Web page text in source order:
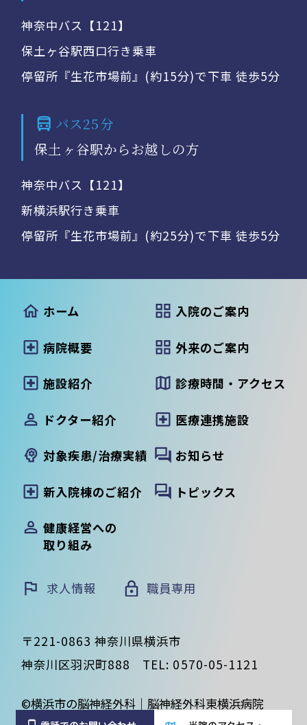
神奈中バス【121】
保土ヶ谷駅西口行き乗車
停留所『生花市場前』(約15分)で下車 徒歩5分
バス25分
保土ヶ谷駅からお越しの方
神奈中バス【121】
新横浜駅行き乗車
停留所『生花市場前』(約25分)で下車 徒歩5分
ホーム
病院概要
施設紹介
ドクター紹介
対象疾患/治療実績
新入院棟のご紹介
健康経営への
取り組み
入院のご案内
外来のご案内
診療時間・アクセス
医療連携施設
お知らせ
トピックス
求人情報 職員専用
〒221-0863 神奈川県横浜市
神奈川区羽沢町888 TEL: 0570-05-1121
©横浜市の脳神経外科｜脳神経外科東横浜病院